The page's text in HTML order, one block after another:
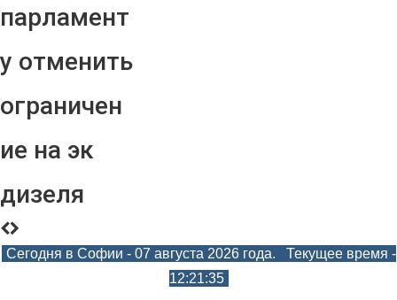
парламент
у отменить
ограничен
ие на эк
дизеля
Сегодня в Софии - 07 августа 2026 года. Текущее время -
12:21:36